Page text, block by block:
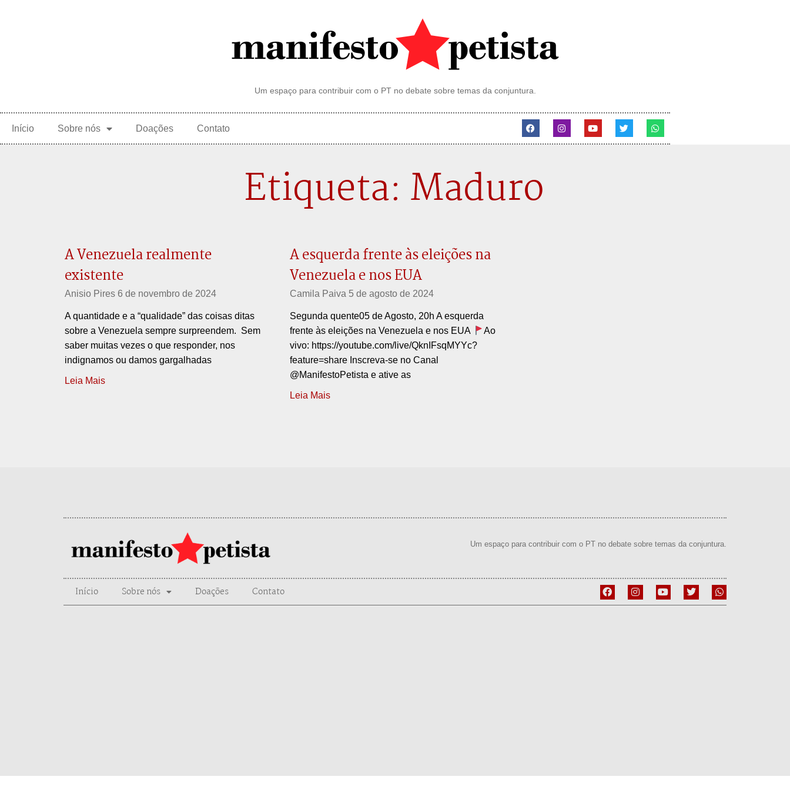
Um espaço para contribuir com o PT no debate sobre temas da conjuntura.
Início Sobre nós Doações Contato
Etiqueta: Maduro
A Venezuela realmente
existente
Anisio Pires 6 de novembro de 2024
A quantidade e a “qualidade” das coisas ditas
sobre a Venezuela sempre surpreendem. Sem
saber muitas vezes o que responder, nos
indignamos ou damos gargalhadas
Leia Mais
A esquerda frente às eleições na
Venezuela e nos EUA
Camila Paiva 5 de agosto de 2024
Segunda quente05 de Agosto, 20h A esquerda
frente às eleições na Venezuela e nos EUA
Ao
vivo: https://youtube.com/live/QknIFsqMYYc?
feature=share Inscreva-se no Canal
@ManifestoPetista e ative as
Leia Mais
Um espaço para contribuir com o PT no debate sobre temas da conjuntura.
Início Sobre nós Doações Contato